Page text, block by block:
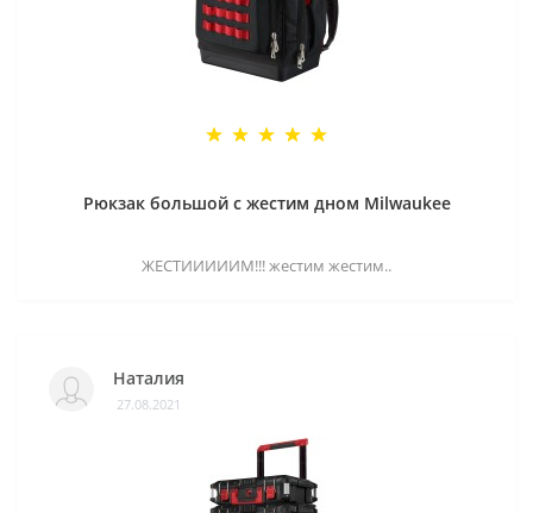
Рюкзак большой с жестим дном Milwaukee
ЖЕСТИИИИИМ!!! жестим жестим..
Наталия
27.08.2021